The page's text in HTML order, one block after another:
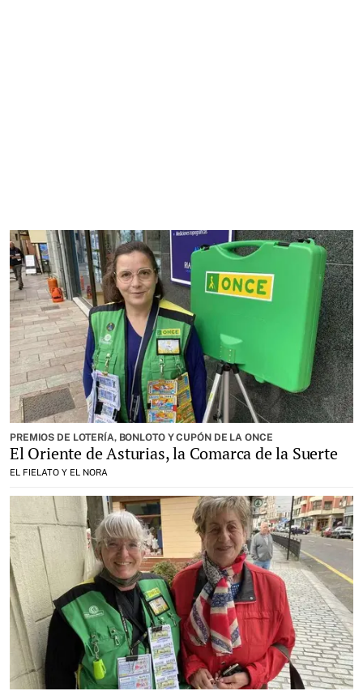
PREMIOS DE LOTERÍA, BONLOTO Y CUPÓN DE LA ONCE
El Oriente de Asturias, la Comarca de la Suerte
EL FIELATO Y EL NORA